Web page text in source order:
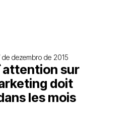
de dezembro de 2015
sur
doit
les mois